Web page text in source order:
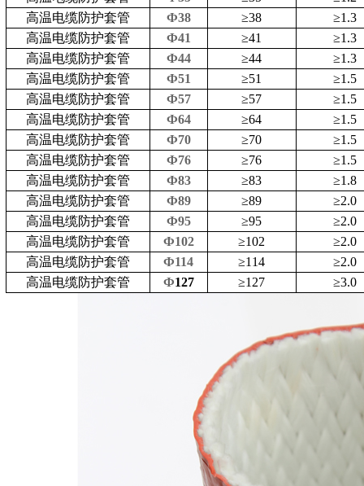
高温电缆防护套管
Ф38 ≥38 ≥1.3
高温电缆防护套管
Ф41 ≥41 ≥1.3
高温电缆防护套管
Ф44 ≥44 ≥1.3
高温电缆防护套管
Ф51 ≥51 ≥1.5
高温电缆防护套管
Ф57 ≥57 ≥1.5
高温电缆防护套管
Ф64 ≥64 ≥1.5
高温电缆防护套管
Ф70 ≥70 ≥1.5
高温电缆防护套管
Ф76 ≥76 ≥1.5
高温电缆防护套管
Ф83 ≥83 ≥1.8
高温电缆防护套管
Ф89 ≥89 ≥2.0
高温电缆防护套管
Ф95 ≥95 ≥2.0
高温电缆防护套管
Ф102 ≥102 ≥2.0
高温电缆防护套管
Ф114 ≥114 ≥2.0
高温电缆防护套管
Ф127 ≥127 ≥3.0